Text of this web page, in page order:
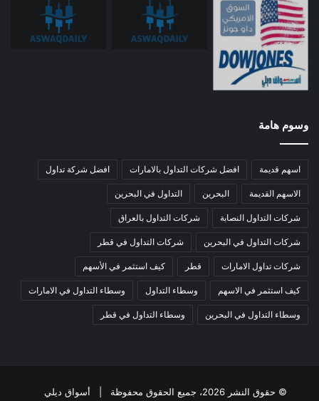
وسوم هامة
اسهم قديمة افضل شركات التداول بالامارات افضل شركة تداول
الاسهم القديمة البحرين التداول في البحرين
شركات التداول النصابة شركات التداول بالعراق
شركات التداول في البحرين شركات التداول في قطر
شركات تداول الامارات قطر كيف استثمر في الأسهم
كيف استثمر في الاسهم وسطاء التداول وسطاء التداول في الامارات
وسطاء التداول في البحرين وسطاء التداول في قطر
© حقوق النشر 2026، جميع الحقوق محفوظة | أسواق ديلي